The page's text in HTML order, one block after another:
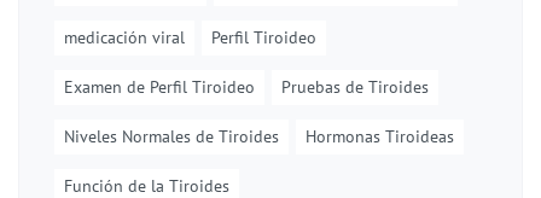
medicación viral Perfil Tiroideo
Examen de Perfil Tiroideo Pruebas de Tiroides
Niveles Normales de Tiroides Hormonas Tiroideas
Función de la Tiroides